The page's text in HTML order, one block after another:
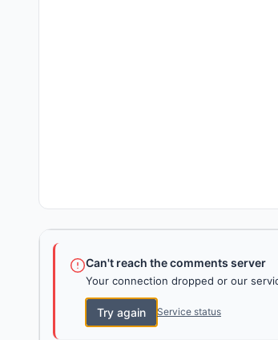
Can't reach the comments server
Your connection dropped or our
Try again Service status